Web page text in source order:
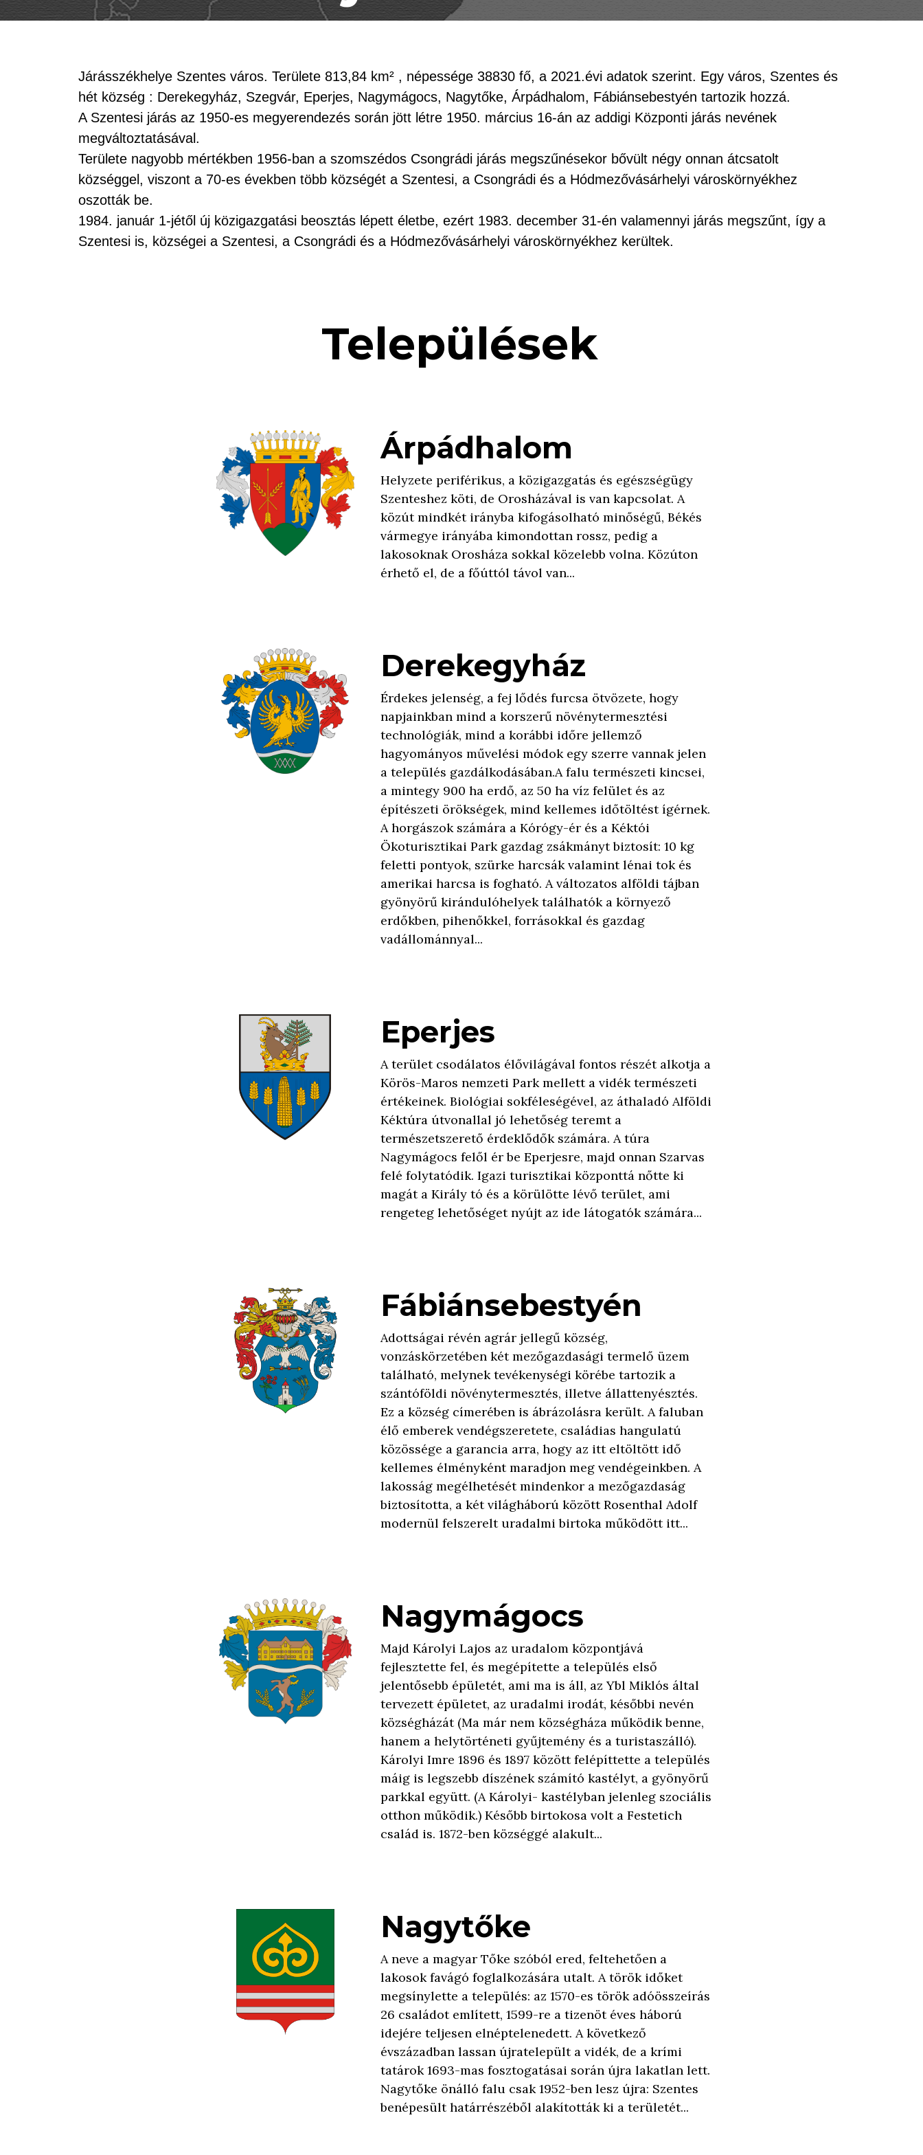
Járásszékhelye Szentes város. Területe 813,84 km² , népessége 38830 fő, a 2021.évi adatok szerint. Egy város, Szentes és
hét község : Derekegyház, Szegvár, Eperjes, Nagymágocs, Nagytőke, Árpádhalom, Fábiánsebestyén tartozik hozzá.
A Szentesi járás az 1950-es megyerendezés során jött létre 1950. március 16-án az addigi Központi járás nevének
megváltoztatásával.
Területe nagyobb mértékben 1956-ban a szomszédos Csongrádi járás megszűnésekor bővült négy onnan átcsatolt
községgel, viszont a 70-es években több községét a Szentesi, a Csongrádi és a Hódmezővásárhelyi városkörnyékhez
oszották be.
1984. január 1-jétől új közigazgatási beosztás lépett életbe, ezért 1983. december 31-én valamennyi járás megszűnt, így a
Szentesi is, községei a Szentesi, a Csongrádi és a Hódmezővásárhelyi városkörnyékhez kerültek.
Települések
Árpádhalom
Helyzete periférikus, a közigazgatás és egészségügy
Szenteshez köti, de Orosházával is van kapcsolat. A
közút mindkét irányba kifogásolható minőségű, Békés
vármegye irányába kimondottan rossz, pedig a
lakosoknak Orosháza sokkal közelebb volna. Közúton
érhető el, de a főúttól távol van...
Derekegyház
Érdekes jelenség, a fej lődés furcsa ötvözete, hogy
napjainkban mind a korszerű növénytermesztési
technológiák, mind a korábbi időre jellemző
hagyományos művelési módok egy szerre vannak jelen
a település gazdálkodásában.A falu természeti kincsei,
a mintegy 900 ha erdő, az 50 ha víz felület és az
építészeti örökségek, mind kellemes időtöltést ígérnek.
A horgászok számára a Kórógy-ér és a Kéktói
Ökoturisztikai Park gazdag zsákmányt biztosít: 10 kg
feletti pontyok, szürke harcsák valamint lénai tok és
amerikai harcsa is fogható. A változatos alföldi tájban
gyönyörű kirándulóhelyek találhatók a környező
erdőkben, pihenőkkel, forrásokkal és gazdag
vadállománnyal...
Eperjes
A terület csodálatos élővilágával fontos részét alkotja a
Körös-Maros nemzeti Park mellett a vidék természeti
értékeinek. Biológiai sokféleségével, az áthaladó Alföldi
Kéktúra útvonallal jó lehetőség teremt a
természetszerető érdeklődők számára. A túra
Nagymágocs felől ér be Eperjesre, majd onnan Szarvas
felé folytatódik. Igazi turisztikai központtá nőtte ki
magát a Király tó és a körülötte lévő terület, ami
rengeteg lehetőséget nyújt az ide látogatók számára...
Fábiánsebestyén
Adottságai révén agrár jellegű község,
vonzáskörzetében két mezőgazdasági termelő üzem
található, melynek tevékenységi körébe tartozik a
szántóföldi növénytermesztés, illetve állattenyésztés.
Ez a község címerében is ábrázolásra került. A faluban
élő emberek vendégszeretete, családias hangulatú
közössége a garancia arra, hogy az itt eltöltött idő
kellemes élményként maradjon meg vendégeinkben. A
lakosság megélhetését mindenkor a mezőgazdaság
biztosította, a két világháború között Rosenthal Adolf
modernül felszerelt uradalmi birtoka működött itt...
Nagymágocs
Majd Károlyi Lajos az uradalom központjává
fejlesztette fel, és megépítette a település első
jelentősebb épületét, ami ma is áll, az Ybl Miklós által
tervezett épületet, az uradalmi irodát, későbbi nevén
községházát (Ma már nem községháza működik benne,
hanem a helytörténeti gyűjtemény és a turistaszálló).
Károlyi Imre 1896 és 1897 között felépíttette a település
máig is legszebb díszének számító kastélyt, a gyönyörű
parkkal együtt. (A Károlyi- kastélyban jelenleg szociális
otthon működik.) Később birtokosa volt a Festetich
család is. 1872-ben községgé alakult...
Nagytőke
A neve a magyar Tőke szóból ered, feltehetően a
lakosok favágó foglalkozására utalt. A török időket
megsínylette a település: az 1570-es török adóösszeírás
26 családot említett, 1599-re a tizenöt éves háború
idejére teljesen elnéptelenedett. A következő
évszázadban lassan újratelepült a vidék, de a krími
tatárok 1693-mas fosztogatásai során újra lakatlan lett.
Nagytőke önálló falu csak 1952-ben lesz újra: Szentes
benépesült határrészéből alakították ki a területét...